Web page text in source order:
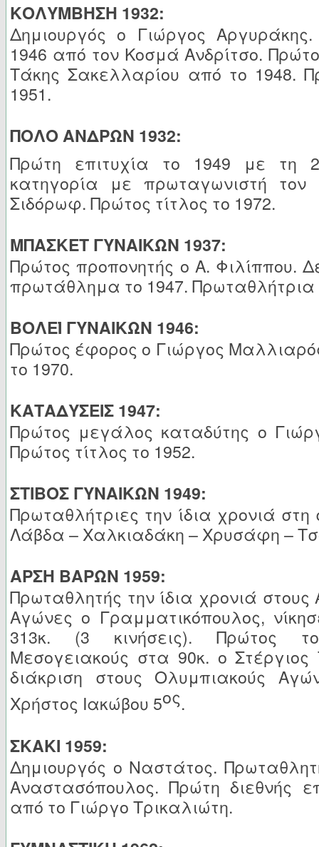
ΚΟΛΥΜΒΗΣΗ 1932:
Δημιουργός ο Γιώργος
1946 από τον Κοσμά Ανδρίτσο.
Τάκης Σακελλαρίου από το 1948.
1951.
ΠΟΛΟ ΑΝΔΡΩΝ 1932:
Πρώτη επιτυχία το 1949 με τη 2
κατηγορία με πρωταγωνιστή τον
Σιδόρωφ. Πρώτος τίτλος το 1972.
ΜΠΑΣΚΕΤ ΓΥΝΑΙΚΩΝ 1937:
Πρώτος προπονητής ο Α. Φιλίππου.
πρωτάθλημα το 1947. Πρωταθλήτρια
ΒΟΛΕΪ ΓΥΝΑΙΚΩΝ 1946:
Πρώτος έφορος ο Γιώργος
το 1970.
ΚΑΤΑΔΥΣΕΙΣ 1947:
Πρώτος μεγάλος καταδύτης ο
Πρώτος τίτλος το 1952.
ΣΤΙΒΟΣ ΓΥΝΑΙΚΩΝ 1949:
Πρωταθλήτριες την ίδια χρονιά στη
Λάβδα – Χαλκιαδάκη – Χρυσάφη –
ΑΡΣΗ ΒΑΡΩΝ 1959:
Πρωταθλητής την ίδια χρονιά στους
Αγώνες ο Γραμματικόπουλος,
313κ. (3 κινήσεις). Πρώτος
Μεσογειακούς στα 90κ. ο
διάκριση στους Ολυμπιακούς
Χρήστος Ιακώβου 5ος.
ΣΚΑΚΙ 1959:
Δημιουργός ο Ναστάτος.
Αναστασόπουλος. Πρώτη διεθνής
από το Γιώργο Τρικαλιώτη.